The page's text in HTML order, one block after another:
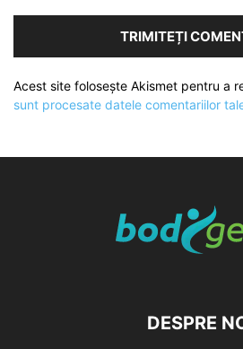
Acest site folosește Akismet pentru a
sunt procesate datele comentariilor
DESPRE